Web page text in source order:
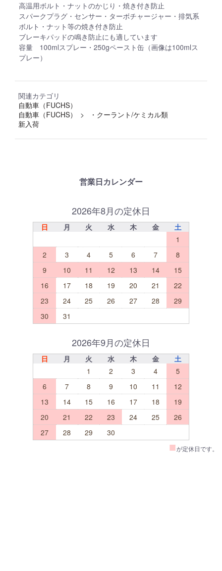
高温用ボルト・ナットのかじり・焼き付き防止
スパークプラグ・センサー・ターボチャージャー・排気系
ボルト・ナット等の焼き付き防止
ブレーキパッドの鳴き防止にも適しています
容量 100mlスプレー・250gペースト缶（画像は100mlス
プレー）
関連カテゴリ
自動車（FUCHS）
自動車（FUCHS）
・クーラント/ケミカル類
新入荷
営業日カレンダー
2026年8月の定休日
日 月 火 水 木 金
土
1
2
3 4 5 6 7
8
9
10 11 12 13 14
15
16
17 18 19 20 21
22
23
24 25 26 27 28
29
30
31
2026年9月の定休日
日 月 火 水 木 金
土
1
2 3 4
5
6
7 8 9 10 11
12
13
14 15 16 17 18
19
20
21 22 23 24 25
26
27
28 29 30
■が定休日です。